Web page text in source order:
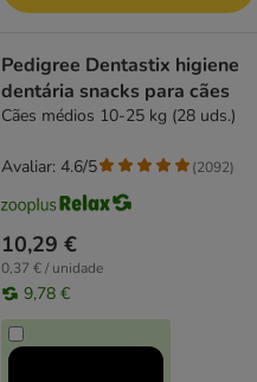
Pedigree Dentastix higiene
dentária snacks para cães
Cães médios 10-25 kg (28 uds.)
10,29 €
0,37 € / unidade
9,78 €
Avaliar: 4.6/5 (2092)